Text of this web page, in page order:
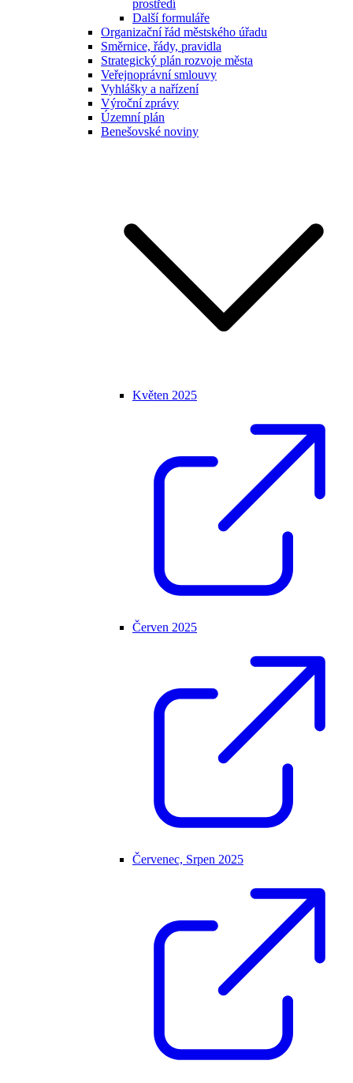
prostředí
Další formuláře
Organizační řád městského úřadu
Směrnice, řády, pravidla
Strategický plán rozvoje města
Veřejnoprávní smlouvy
Vyhlášky a nařízení
Výroční zprávy
Územní plán
Benešovské noviny
Květen 2025
Červen 2025
Červenec, Srpen 2025